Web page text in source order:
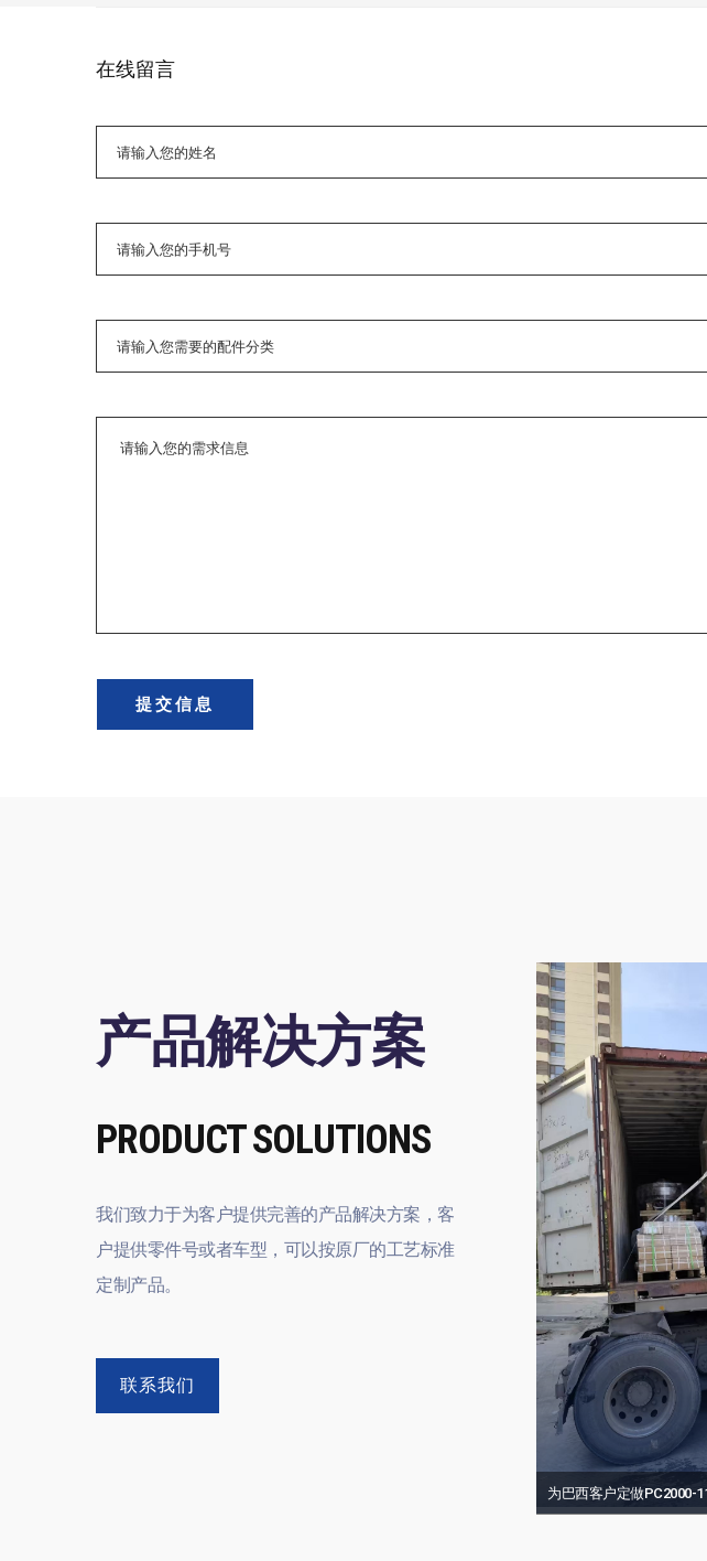
在线留言
提交信息
产品解决方案
PRODUCT SOLUTIONS
我们致力于为客户提供完善的产品解决方案，客
户提供零件号或者车型，可以按原厂的工艺标准
定制产品。
联系我们
为巴西客户定做PC2000-